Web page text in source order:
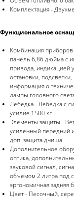
Комплектация -
Функциональное
Комбинация
панель 6,86 дюйма с
привода, индикацией
остановки,
информация о
лампы головного
Лебедка - Лебедка с
усилие 1500 кг
Элементы защиты -
усиленный передний
доп. защита днища
Дополнительное
оптика,
звуковой сигнал,
объемом 2 литра под
эргономичная задняя
Цвет - Песочный,